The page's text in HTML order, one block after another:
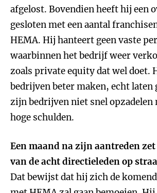
afgelost. Bovendien heeft hij een
gesloten met een aantal
HEMA. Hij hanteert geen vaste
waarbinnen het bedrijf weer
zoals private equity dat wel doet.
bedrijven beter maken, echt laten
zijn bedrijven niet snel opzadelen
hoge schulden.
Een maand na zijn aantreden
van de acht directieleden op
Dat bewijst dat hij zich de